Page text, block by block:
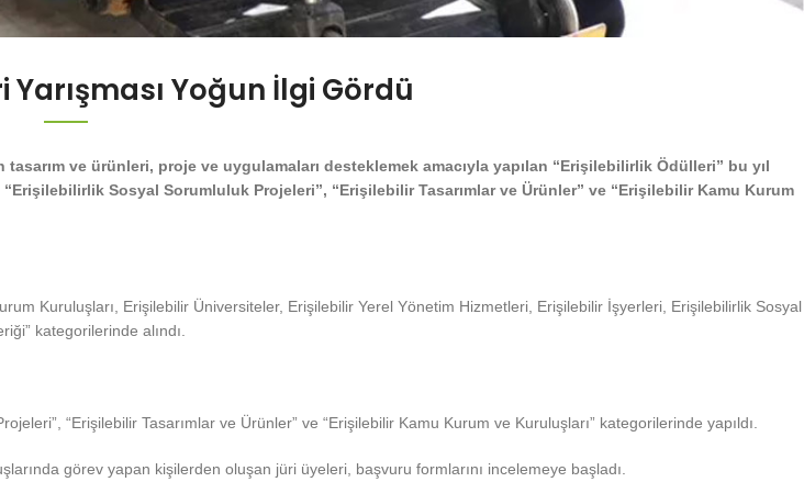
Yoğun İlgi Gördü
tasarım ve ürünleri, proje ve uygulamaları desteklemek amacıyla yapılan “Erişilebilirlik Ödülleri” bu yıl
Sosyal Sorumluluk Projeleri”, “Erişilebilir Tasarımlar ve Ürünler” ve “Erişilebilir Kamu Kurum
Kuruluşları, Erişilebilir Üniversiteler, Erişilebilir Yerel Yönetim Hizmetleri, Erişilebilir İşyerleri, Erişilebilirlik Sosyal
kategorilerinde alındı.
“Erişilebilir Tasarımlar ve Ürünler” ve “Erişilebilir Kamu Kurum ve Kuruluşları” kategorilerinde yapıldı.
görev yapan kişilerden oluşan jüri üyeleri, başvuru formlarını incelemeye başladı.